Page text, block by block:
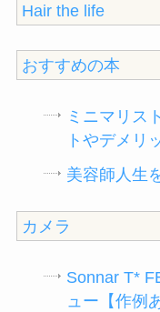
Hair the life
おすすめの本
ミニマリス
トやデメリ
美容師人生
カメラ
Sonnar T*
ュー【作例